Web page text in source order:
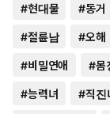
#현대물 #동거
#절륜남 #오해
#비밀연애 #몸
#능력녀 #직진